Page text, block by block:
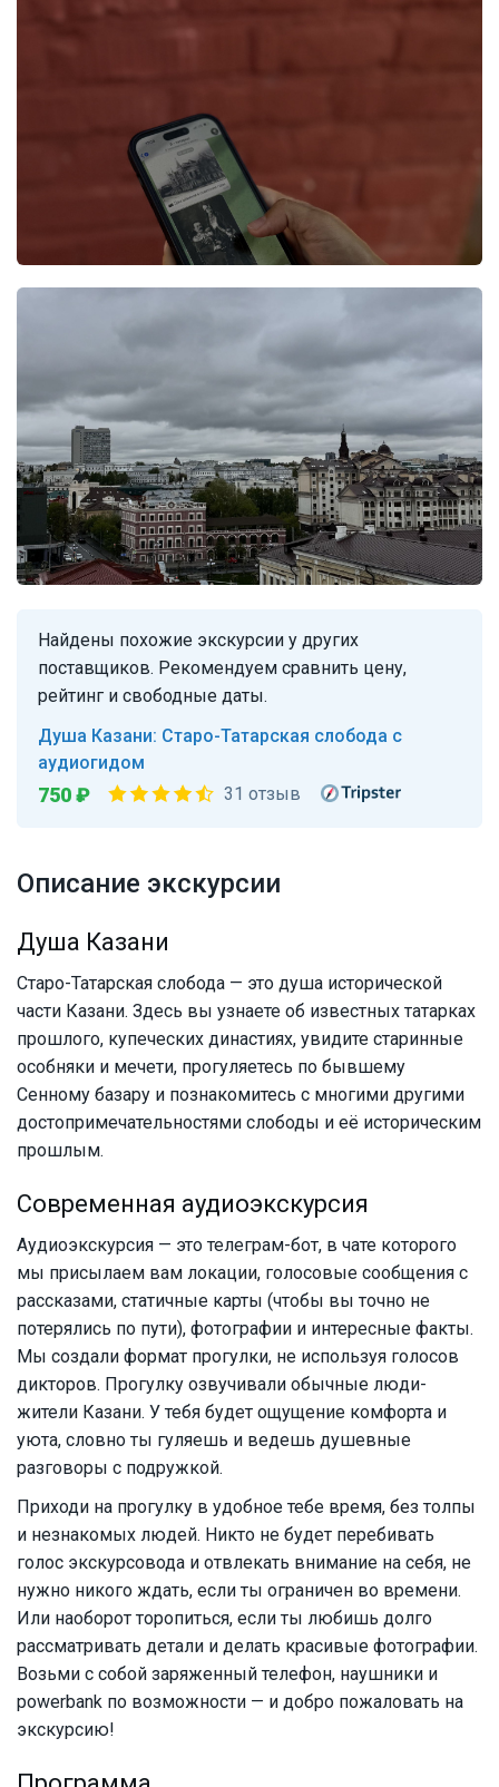
Описание экскурсии
Душа Казани
Старо-Татарская слобода — это душа исторической
части Казани. Здесь вы узнаете об известных татарках
прошлого, купеческих династиях, увидите старинные
особняки и мечети, прогуляетесь по бывшему
Сенному базару и познакомитесь с многими другими
достопримечательностями слободы и её историческим
прошлым.
Современная аудиоэкскурсия
Аудиоэкскурсия — это телеграм-бот, в чате которого
мы присылаем вам локации, голосовые сообщения с
рассказами, статичные карты (чтобы вы точно не
потерялись по пути), фотографии и интересные факты.
Мы создали формат прогулки, не используя голосов
дикторов. Прогулку озвучивали обычные люди-
жители Казани. У тебя будет ощущение комфорта и
уюта, словно ты гуляешь и ведешь душевные
разговоры с подружкой.
Приходи на прогулку в удобное тебе время, без толпы
и незнакомых людей. Никто не будет перебивать
голос экскурсовода и отвлекать внимание на себя, не
нужно никого ждать, если ты ограничен во времени.
Или наоборот торопиться, если ты любишь долго
рассматривать детали и делать красивые фотографии.
Возьми с собой заряженный телефон, наушники и
powerbank по возможности — и добро пожаловать на
экскурсию!
Найдены похожие экскурсии у других
поставщиков. Рекомендуем сравнить цену,
рейтинг и свободные даты.
Душа Казани: Старо-Татарская слобода с
аудиогидом
750 ₽ 31 отзыв